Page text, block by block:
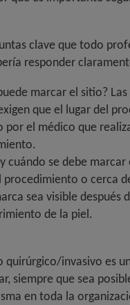
clave que todo
responder
marcar el sitio?
que el lugar del
por el médico que
cuándo se debe marcar
procedimiento o cerca
sea visible después
de la piel.
quirúrgico/invasivo es
siempre que sea
en toda la